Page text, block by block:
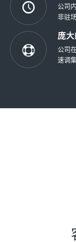
公司
非驻
庞
公司
速调